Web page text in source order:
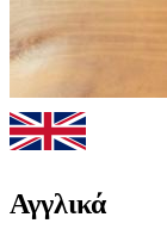
Αγγλικά